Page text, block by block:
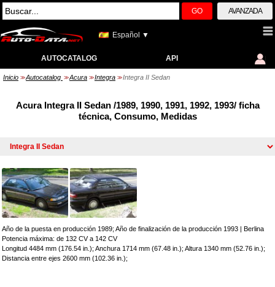
GO AVANZADA
Español ▼
AUTOCATALOG API
Inicio >> Autocatalog >> Acura >> Integra >> Integra II Sedan
Acura Integra II Sedan /1989, 1990, 1991, 1992, 1993/ ficha
técnica, Consumo, Medidas
Año de la puesta en producción 1989; Año de finalización de la producción 1993 | Berlina
Potencia máxima: de 132 CV a 142 CV
Longitud 4484 mm (176.54 in.); Anchura 1714 mm (67.48 in.); Altura 1340 mm (52.76 in.);
Distancia entre ejes 2600 mm (102.36 in.);